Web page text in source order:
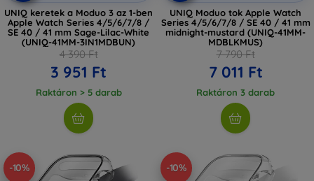
UNIQ keretek a Moduo 3 az 1-ben
Apple Watch Series 4/5/6/7/8 /
SE 40 / 41 mm Sage-Lilac-White
(UNIQ-41MM-3IN1MDBUN)
4 390 Ft
3 951 Ft
Raktáron > 5 darab
UNIQ Moduo tok Apple Watch
Series 4/5/6/7/8 / SE 40 / 41 mm
midnight-mustard (UNIQ-41MM-
MDBLKMUS)
7 790 Ft
7 011 Ft
Raktáron 3 darab
-10% -10%